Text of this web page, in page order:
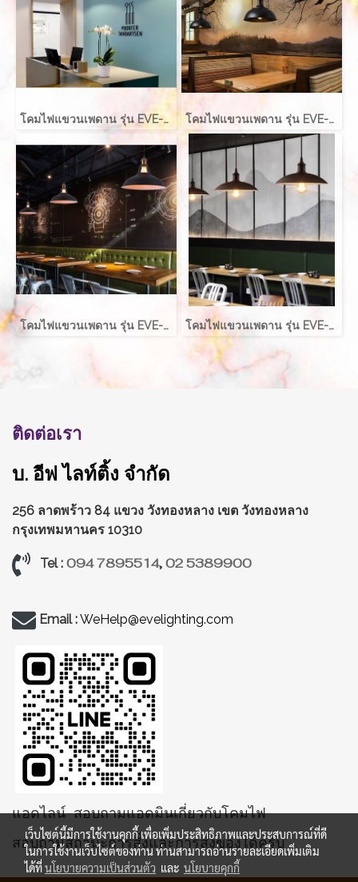
โคมไฟแขวนเพดาน รุ่น EVE-00717 ขนาด 40x18 ซม. สำหรับใส่หลอด E27 จำนวน 1 ดวง โคมไฟแขวนเพดาน รุ่น EVE-10426 สำหรับใส่หลอด E27 จำนวน 1 ดวง
โคมไฟแขวนเพดาน รุ่น EVE-10427 สำหรับใส่หลอด E27 จำนวน 1 ดวง โคมไฟแขวนเพดาน รุ่น EVE-00717 ขนาด 32x16 ซม. สำหรับใส่หลอด E27 จำนวน 1 ดวง
ติดต่อเรา
บ. อีฟ ไลท์ติ้ง จำกัด
256 ลาดพร้าว 84 แขวง วังทองหลาง เขต วังทองหลาง
กรุงเทพมหานคร 10310
Tel : 094 7895514,02 5389900
Email :WeHelp@evelighting.com
แอดไลน์ สอบถามแอดมินเกี่ยวกับโคมไฟ
สอบถามสถานะการสั่งและการส่งของได้ครับ
เว็บไซต์นี้มีการใช้งานคุกกี้ เพื่อเพิ่มประสิทธิภาพและประสบการณ์ที่ดี
ในการใช้งานเว็บไซต์ของท่าน ท่านสามารถอ่านรายละเอียดเพิ่มเติม
ได้ที่นโยบายความเป็นส่วนตัว และ นโยบายคุกกี้